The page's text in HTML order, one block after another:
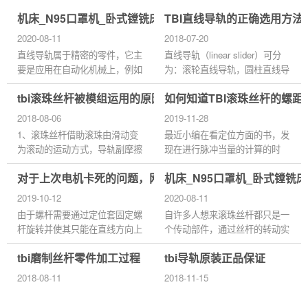
机床_N95口罩机_卧式镗铣床台湾TBI线性滑轨滑块
2020-08-11
直线导轨属于精密的零件，它主
要是应用在自动化机械上，例如
进口的机床、激光焊接机等等，
当然直线导轨与直线轴是配套使
用的。它还主要是应用在精...
TBI直线导轨的正确选用方法
2018-07-20
直线导轨（linear slider）可分
为：滚轮直线导轨，圆柱直线导
轨，滚珠直线导轨，三种，是用
来支撑和引导运动部件，按给定
的方向做往复直线运动。依按
摩...
tbi滚珠丝杆被模组运用的原因
2018-08-06
1、滚珠丝杆借助滚珠由滑动变
为滚动的运动方式，导轨副摩擦
阻力小，动静摩擦阻力差值小，
低速时不会产生爬行。重复定位
精度高，适合作频繁启动或换...
如何知道TBI滚珠丝杆的螺距
2019-11-28
最近小编在看定位方面的书，发
现在进行脉冲当量的计算的时
候，用滚珠丝杆的驱动的，这个
螺距很重要，如果是新装设备，
当然可以自己选好型号，可...
对于上次电机卡死的问题，网友有跟多的说法
2019-10-12
由于螺杆需要通过定位套固定螺
杆旋转并使其只能在直线方向上
靠螺母套与螺杆之间的螺纹旋转
实现螺杆直线运动，但这种结构
导致定位套固定螺杆旋转...
机床_N95口罩机_卧式镗铣
2020-08-11
自许多人想来滚珠丝杆都只是一
个传动部件，通过丝杆的转动实
现螺母的直线运动（丝杆支撑固
定时）。而滚珠丝杆通常又是配
合直线导轨使用的。 TBI直线...
tbi磨制丝杆零件加工过程
2018-08-11
tbi导轨原装正品保证
2018-11-15